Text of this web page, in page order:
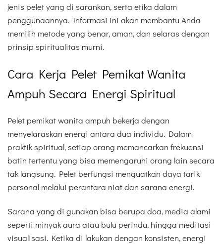
jenis pelet yang di sarankan, serta etika dalam
penggunaannya. Informasi ini akan membantu Anda
memilih metode yang benar, aman, dan selaras dengan
prinsip spiritualitas murni.
Cara Kerja Pelet Pemikat Wanita
Ampuh Secara Energi Spiritual
Pelet pemikat wanita ampuh bekerja dengan
menyelaraskan energi antara dua individu. Dalam
praktik spiritual, setiap orang memancarkan frekuensi
batin tertentu yang bisa memengaruhi orang lain secara
tak langsung. Pelet berfungsi menguatkan daya tarik
personal melalui perantara niat dan sarana energi.
Sarana yang di gunakan bisa berupa doa, media alami
seperti minyak aura atau bulu perindu, hingga meditasi
visualisasi. Ketika di lakukan dengan konsisten, energi